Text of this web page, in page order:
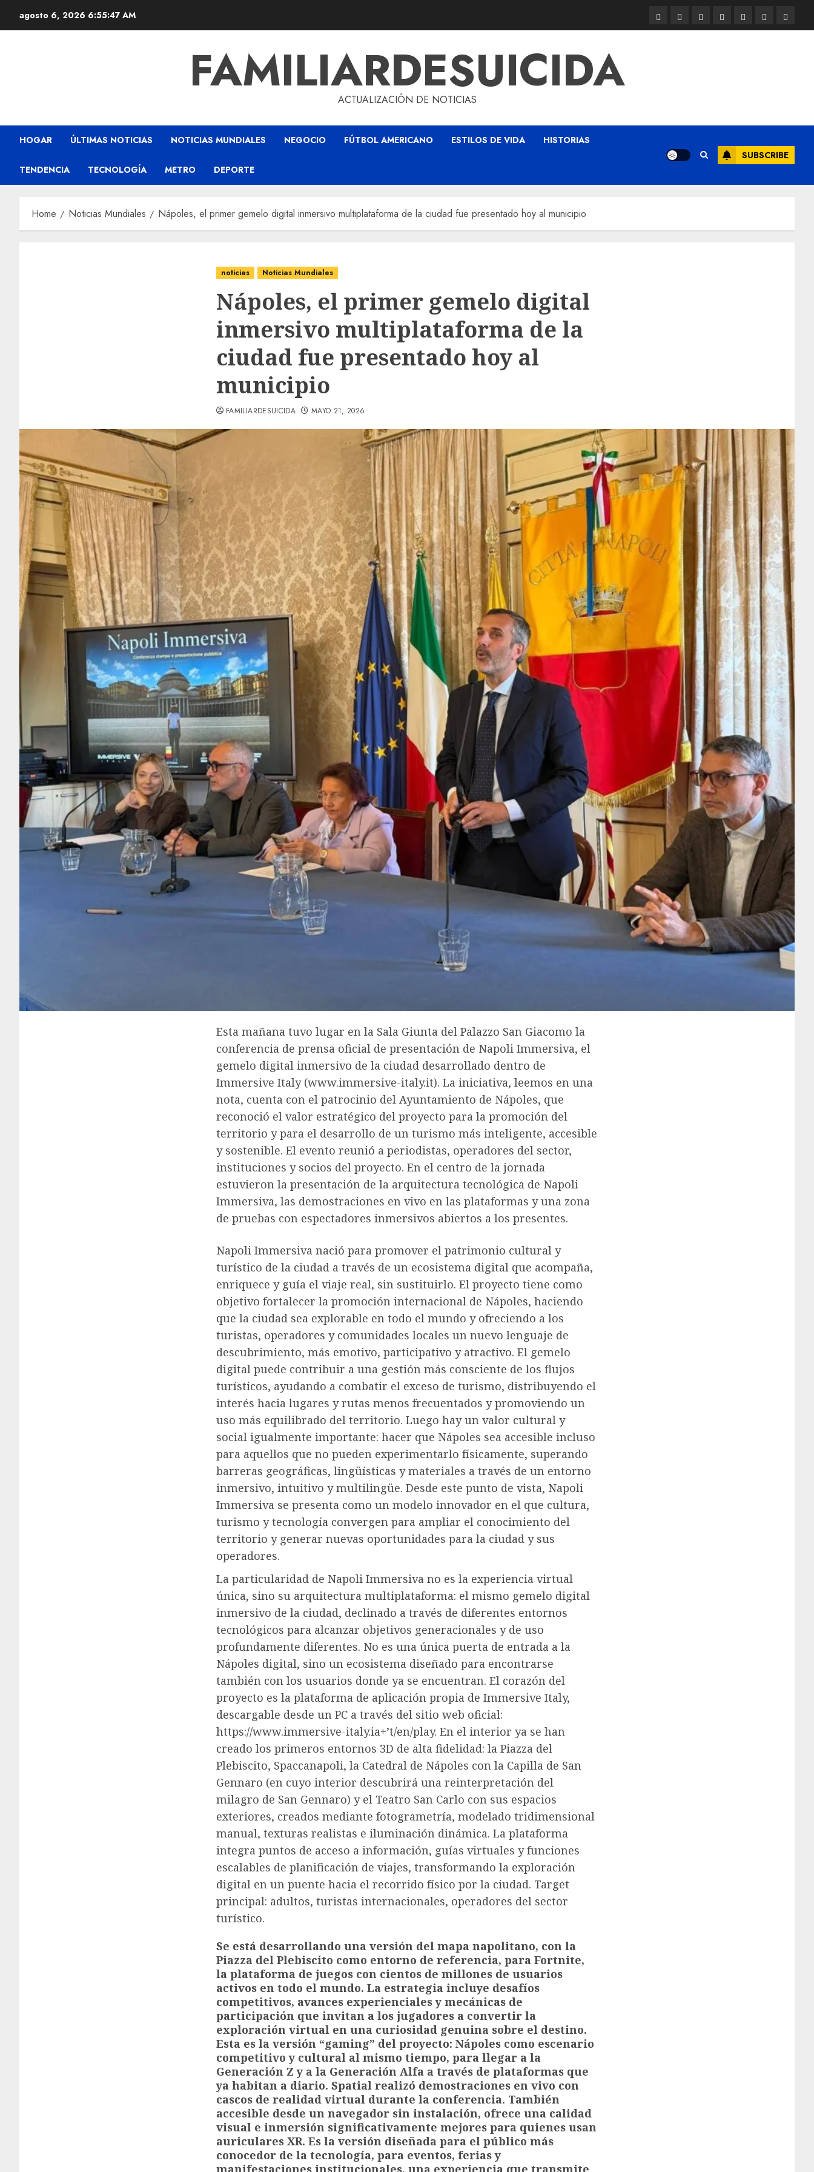
agosto 6, 2026 6:55:49 AM
FAMILIARDESUICIDA
ACTUALIZACIÓN DE NOTICIAS
HOGAR ÚLTIMAS NOTICIAS NOTICIAS MUNDIALES NEGOCIO FÚTBOL AMERICANO ESTILOS DE VIDA HISTORIAS
TENDENCIA TECNOLOGÍA METRO DEPORTE
SUBSCRIBE
Home Noticias Mundiales Nápoles, el primer gemelo digital inmersivo multiplataforma de la ciudad fue presentado hoy al municipio
noticias Noticias Mundiales
Nápoles, el primer gemelo digital
inmersivo multiplataforma de la
ciudad fue presentado hoy al
municipio
FAMILIARDESUICIDA MAYO 21, 2026
Esta mañana tuvo lugar en la Sala Giunta del Palazzo San Giacomo la
conferencia de prensa oficial de presentación de Napoli Immersiva, el
gemelo digital inmersivo de la ciudad desarrollado dentro de
Immersive Italy (www.immersive-italy.it). La iniciativa, leemos en una
nota, cuenta con el patrocinio del Ayuntamiento de Nápoles, que
reconoció el valor estratégico del proyecto para la promoción del
territorio y para el desarrollo de un turismo más inteligente, accesible
y sostenible. El evento reunió a periodistas, operadores del sector,
instituciones y socios del proyecto. En el centro de la jornada
estuvieron la presentación de la arquitectura tecnológica de Napoli
Immersiva, las demostraciones en vivo en las plataformas y una zona
de pruebas con espectadores inmersivos abiertos a los presentes.
Napoli Immersiva nació para promover el patrimonio cultural y
turístico de la ciudad a través de un ecosistema digital que acompaña,
enriquece y guía el viaje real, sin sustituirlo. El proyecto tiene como
objetivo fortalecer la promoción internacional de Nápoles, haciendo
que la ciudad sea explorable en todo el mundo y ofreciendo a los
turistas, operadores y comunidades locales un nuevo lenguaje de
descubrimiento, más emotivo, participativo y atractivo. El gemelo
digital puede contribuir a una gestión más consciente de los flujos
turísticos, ayudando a combatir el exceso de turismo, distribuyendo el
interés hacia lugares y rutas menos frecuentados y promoviendo un
uso más equilibrado del territorio. Luego hay un valor cultural y
social igualmente importante: hacer que Nápoles sea accesible incluso
para aquellos que no pueden experimentarlo físicamente, superando
barreras geográficas, lingüísticas y materiales a través de un entorno
inmersivo, intuitivo y multilingüe. Desde este punto de vista, Napoli
Immersiva se presenta como un modelo innovador en el que cultura,
turismo y tecnología convergen para ampliar el conocimiento del
territorio y generar nuevas oportunidades para la ciudad y sus
operadores.
La particularidad de Napoli Immersiva no es la experiencia virtual
única, sino su arquitectura multiplataforma: el mismo gemelo digital
inmersivo de la ciudad, declinado a través de diferentes entornos
tecnológicos para alcanzar objetivos generacionales y de uso
profundamente diferentes. No es una única puerta de entrada a la
Nápoles digital, sino un ecosistema diseñado para encontrarse
también con los usuarios donde ya se encuentran. El corazón del
proyecto es la plataforma de aplicación propia de Immersive Italy,
descargable desde un PC a través del sitio web oficial:
https://www.immersive-italy.ia+’t/en/play. En el interior ya se han
creado los primeros entornos 3D de alta fidelidad: la Piazza del
Plebiscito, Spaccanapoli, la Catedral de Nápoles con la Capilla de San
Gennaro (en cuyo interior descubrirá una reinterpretación del
milagro de San Gennaro) y el Teatro San Carlo con sus espacios
exteriores, creados mediante fotogrametría, modelado tridimensional
manual, texturas realistas e iluminación dinámica. La plataforma
integra puntos de acceso a información, guías virtuales y funciones
escalables de planificación de viajes, transformando la exploración
digital en un puente hacia el recorrido físico por la ciudad. Target
principal: adultos, turistas internacionales, operadores del sector
turístico.
Se está desarrollando una versión del mapa napolitano, con la
Piazza del Plebiscito como entorno de referencia, para Fortnite,
la plataforma de juegos con cientos de millones de usuarios
activos en todo el mundo. La estrategia incluye desafíos
competitivos, avances experienciales y mecánicas de
participación que invitan a los jugadores a convertir la
exploración virtual en una curiosidad genuina sobre el destino.
Esta es la versión “gaming” del proyecto: Nápoles como escenario
competitivo y cultural al mismo tiempo, para llegar a la
Generación Z y a la Generación Alfa a través de plataformas que
ya habitan a diario. Spatial realizó demostraciones en vivo con
cascos de realidad virtual durante la conferencia. También
accesible desde un navegador sin instalación, ofrece una calidad
visual e inmersión significativamente mejores para quienes usan
auriculares XR. Es la versión diseñada para el público más
conocedor de la tecnología, para eventos, ferias y
manifestaciones institucionales, una experiencia que transmite